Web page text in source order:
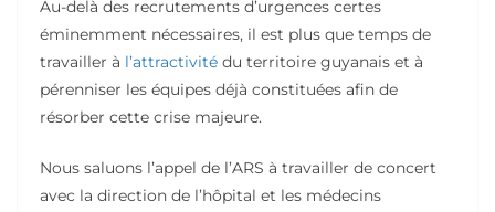
Au-delà des recrutements d’urgences certes
éminemment nécessaires, il est plus que temps de
travailler à l’attractivité du territoire guyanais et à
pérenniser les équipes déjà constituées afin de
résorber cette crise majeure.
Nous saluons l’appel de l’ARS à travailler de concert
avec la direction de l’hôpital et les médecins